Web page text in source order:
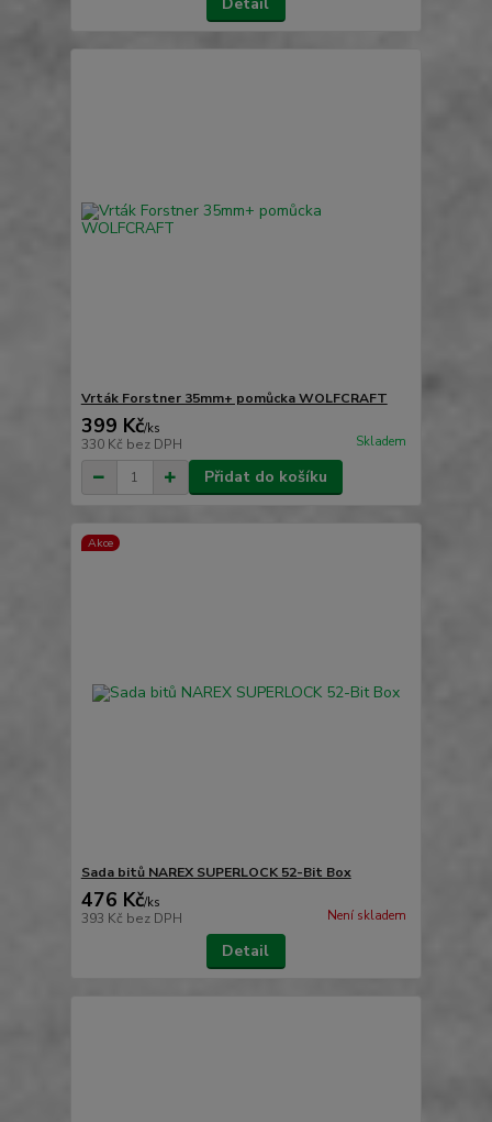
Vrták Forstner 35mm+ pomůcka WOLFCRAFT
399 Kč/ks
330 Kč bez DPH Skladem
Přidat do košíku
Akce
Sada bitů NAREX SUPERLOCK 52-Bit Box
476 Kč/ks
393 Kč bez DPH Není skladem
Detail